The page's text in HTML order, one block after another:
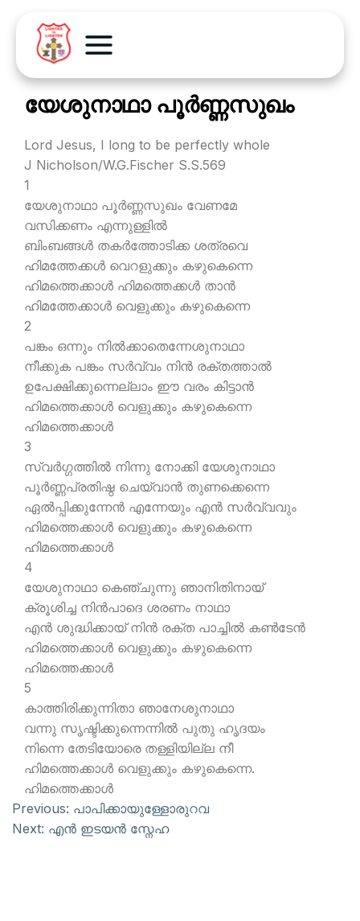
യേശുനാഥാ പൂര്‍ണ്ണസുഖം
Lord Jesus, I long to be perfectly whole
J Nicholson/W.G.Fischer S.S.569
1
യേശുനാഥാ പൂര്‍ണ്ണസുഖം വേണമേ
വസിക്കണം എന്നുള്ളില്‍
ബിംബങ്ങള്‍ തകര്‍ത്തോടിക്ക ശത്രവെ
ഹിമത്തേക്കള്‍ വെറളുക്കും കഴുകെന്നെ
ഹിമത്തെക്കാള്‍ ഹിമത്തെക്കള്‍ താന്‍
ഹിമത്തേക്കാള്‍ വെളുക്കും കഴുകെന്നെ
2
പങ്കം ഒന്നും നില്‍ക്കാതെന്നേശുനാഥാ
നീക്കുക പങ്കം സര്‍വ്വം നിന്‍ രക്തത്താല്‍
ഉപേക്ഷിക്കുന്നെല്ലാം ഈ വരം കിട്ടാന്‍
ഹിമത്തെക്കാള്‍ വെളുക്കും കഴുകെന്നെ
ഹിമത്തെക്കാള്‍
3
സ്വര്‍ഗ്ഗത്തില്‍ നിന്നു നോക്കി യേശുനാഥാ
പൂര്‍ണ്ണപ്രതിഷ്ഠ ചെയ്വാന്‍ തുണക്കെന്നെ
ഏല്‍പ്പിക്കുന്നേന്‍ എന്നേയും എന്‍ സര്‍വ്വവും
ഹിമത്തെക്കാള്‍ വെളുക്കും കഴുകെന്നെ
ഹിമത്തെക്കാള്‍
4
യേശുനാഥാ കെഞ്ചുന്നു ഞാനിതിനായ്
ക്രൂശിച്ച നിന്‍പാദെ ശരണം നാഥാ
എന്‍ ശുദ്ധിക്കായ് നിന്‍ രക്ത പാച്ചില്‍ കണ്‍ടേന്‍
ഹിമത്തെക്കാള്‍ വെളുക്കും കഴുകെന്നെ
ഹിമത്തെക്കാള്‍
5
കാത്തിരിക്കുന്നിതാ ഞാനേശുനാഥാ
വന്നു സൃഷ്ടിക്കുന്നെന്നില്‍ പുതു ഹൃദയം
നിന്നെ തേടിയോരെ തള്ളിയില്ല നീ
ഹിമത്തെക്കാള്‍ വെളുക്കും കഴുകെന്നെ.
ഹിമത്തെക്കാള്‍
Previous: പാപിക്കായുള്ളോരുറവ
Next: എന്‍ ഇടയന്‍ സ്നേഹ